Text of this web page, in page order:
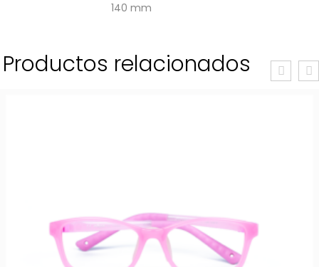
140
Productos relacionados